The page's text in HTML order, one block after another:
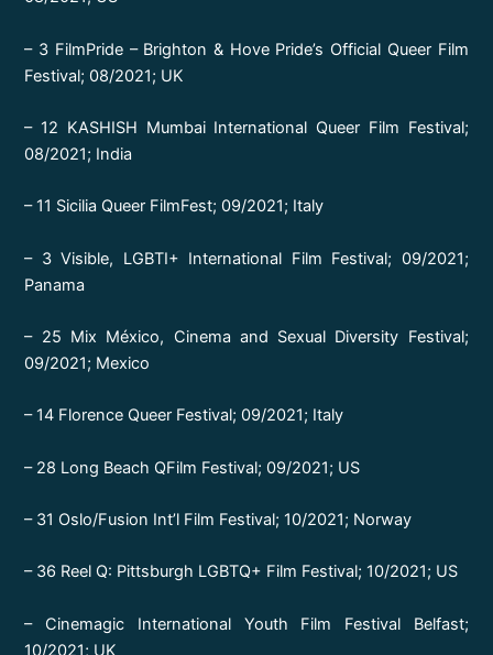
– 3 FilmPride – Brighton & Hove Pride’s Official Queer Film
Festival; 08/2021; UK
– 12 KASHISH Mumbai International Queer Film Festival;
08/2021; India
– 11 Sicilia Queer FilmFest; 09/2021; Italy
– 3 Visible, LGBTI+ International Film Festival; 09/2021;
Panama
– 25 Mix México, Cinema and Sexual Diversity Festival;
09/2021; Mexico
– 14 Florence Queer Festival; 09/2021; Italy
– 28 Long Beach QFilm Festival; 09/2021; US
– 31 Oslo/Fusion Int’l Film Festival; 10/2021; Norway
– 36 Reel Q: Pittsburgh LGBTQ+ Film Festival; 10/2021; US
– Cinemagic International Youth Film Festival Belfast;
10/2021; UK